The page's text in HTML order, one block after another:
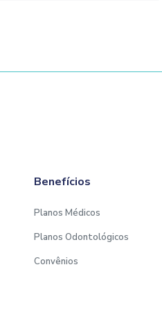
Benefícios
Planos Médicos
Planos Odontológicos
Convênios